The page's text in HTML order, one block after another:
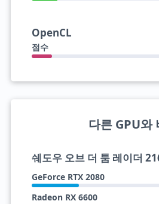
OpenCL
점수
다른 GPU와
쉐도우 오브 더 툼 레이더
GeForce RTX 2080
Radeon RX 6600